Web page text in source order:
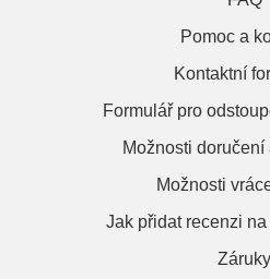
Pomoc a
Kontaktní
Formulář pro
Možnosti
Možnosti
Jak přidat recenzi
Záruky